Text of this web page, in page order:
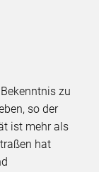
zu
so der
ist mehr als
hat